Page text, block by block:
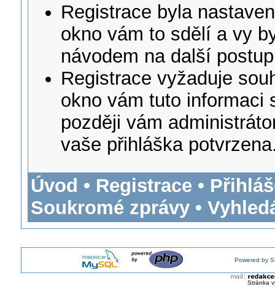
Registrace byla
okno vám to sdělí a vy
návodem na další
Registrace vyžaduje
okno vám tuto informaci
později vám
vaše přihláška
Úvod • Registrace •
Soukromé zprávy•
Powered by
Stránka